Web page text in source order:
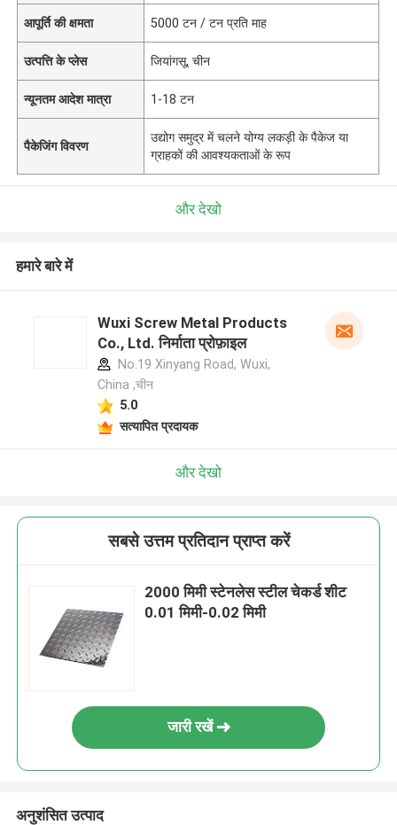
आपूर्ति की क्षमता 5000 टन / टन प्रति माह
उत्पत्ति के प्लेस जियांगसू, चीन
न्यूनतम आदेश मात्रा 1-18 टन
पैकेजिंग विवरण
उद्योग समुद्र में चलने योग्य लकड़ी के पैकेज या
ग्राहकों की आवश्यकताओं के रूप
और देखो
हमारे बारे में
Wuxi Screw Metal Products
Co., Ltd. निर्माता प्रोफ़ाइल
No.19 Xinyang Road, Wuxi,
China ,चीन
5.0
सत्यापित प्रदायक
और देखो
सबसे उत्तम प्रतिदान प्राप्त करें
2000 मिमी स्टेनलेस स्टील चेकर्ड शीट
0.01 मिमी-0.02 मिमी
जारी रखें
अनुशंसित उत्पाद